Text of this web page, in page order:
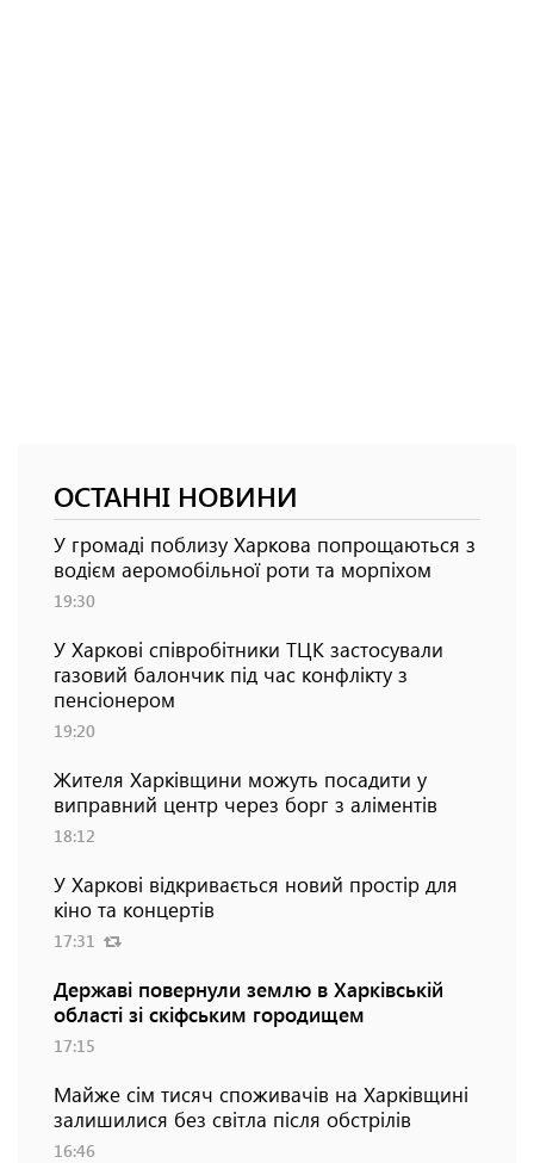
ОСТАННІ НОВИНИ
У громаді поблизу Харкова попрощаються з
водієм аеромобільної роти та морпіхом
19:30
У Харкові співробітники ТЦК застосували
газовий балончик під час конфлікту з
пенсіонером
19:20
Жителя Харківщини можуть посадити у
виправний центр через борг з аліментів
18:12
У Харкові відкривається новий простір для
кіно та концертів
17:31
Державі повернули землю в Харківській
області зі скіфським городищем
17:15
Майже сім тисяч споживачів на Харківщині
залишилися без світла після обстрілів
16:46